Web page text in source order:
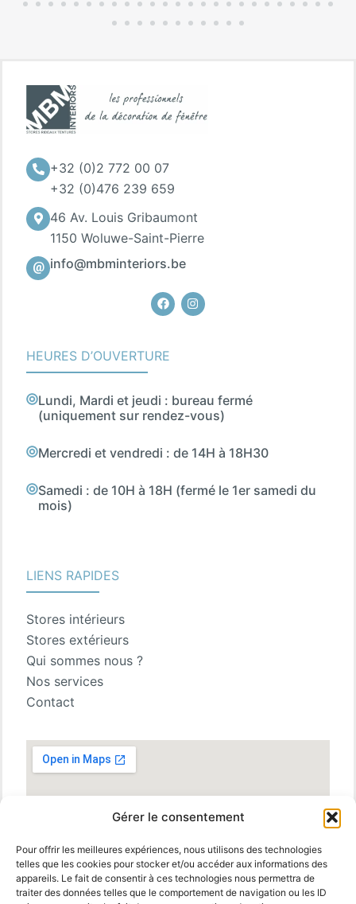
Gérer le consentement
Pour offrir les meilleures expériences, nous utilisons des technologies
telles que les cookies pour stocker et/ou accéder aux informations des
appareils. Le fait de consentir à ces technologies nous permettra de
traiter des données telles que le comportement de navigation ou les ID
+32 (0)2 772 00 07
+32 (0)476 239 659
46 Av. Louis Gribaumont
1150 Woluwe-Saint-Pierre
info@mbminteriors.be
FacebookInstagram
HEURES D’OUVERTURE
Lundi, Mardi et jeudi : bureau fermé
(uniquement sur rendez-vous)
Mercredi et vendredi : de 14H à 18H30
Samedi : de 10H à 18H (fermé le 1er samedi du
mois)
LIENS RAPIDES
Stores intérieurs
Stores extérieurs
Qui sommes nous ?
Nos services
Contact